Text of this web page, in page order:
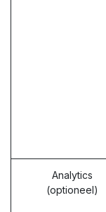
Analytics
(optioneel)